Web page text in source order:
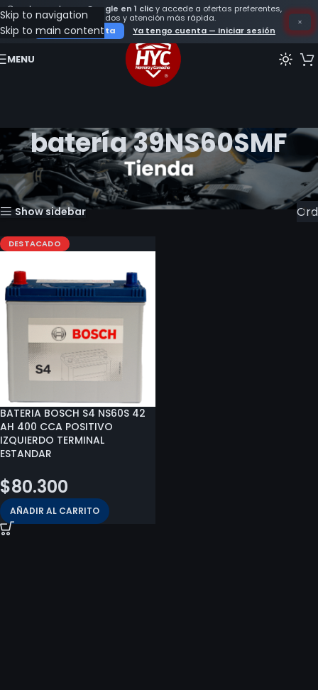
Crea tu cuenta con Google en 1 clicy accede a ofertas preferentes,
seguimiento de tus pedidos y atención más rápida.
Crear mi cuenta
Ya tengo cuenta — Iniciar sesión
×
Skip to navigation
Skip to main content
MENU
batería 39NS60SMF
Inicio
Productos etiquetados “batería 39NS60SMF”
Mostrando el único resultado
Show sidebar
DESTACADO
BATERIA BOSCH S4 NS60S 42
AH 400 CCA POSITIVO
IZQUIERDO TERMINAL
ESTANDAR
$80.300
AÑADIR AL CARRITO